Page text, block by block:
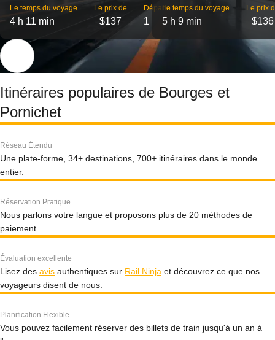
Le temps du voyage
4 h 11 min
Le prix de
$137
Départs
1
Le temps du voyage
5 h 9 min
Le prix
$136
Itinéraires populaires de Bourges et
Pornichet
Réseau Étendu
Une plate-forme, 34+ destinations, 700+ itinéraires dans le monde
entier.
Réservation Pratique
Nous parlons votre langue et proposons plus de 20 méthodes de
paiement.
Évaluation excellente
Lisez des avis authentiques sur Rail Ninja et découvrez ce que nos
voyageurs disent de nous.
Planification Flexible
Vous pouvez facilement réserver des billets de train jusqu'à un an à